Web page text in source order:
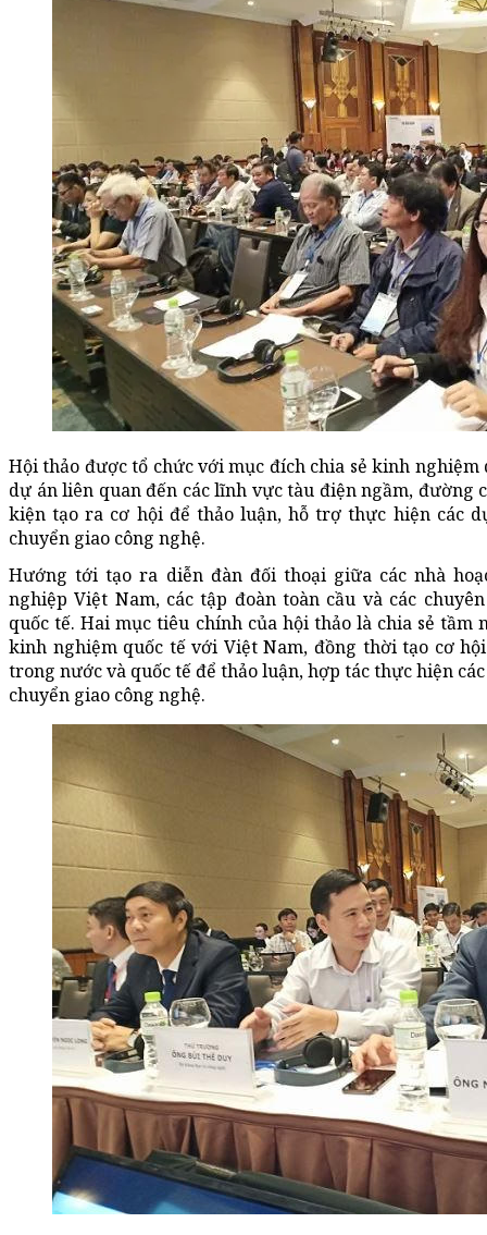
Hội thảo được tổ chức với mục đích chia sẻ kinh nghiệm
dự án liên quan đến các lĩnh vực tàu điện ngầm, đường
kiện tạo ra cơ hội để thảo luận, hỗ trợ thực hiện các
chuyển giao công nghệ.
Hướng tới tạo ra diễn đàn đối thoại giữa các nhà
nghiệp Việt Nam, các tập đoàn toàn cầu và các
quốc tế. Hai mục tiêu chính của hội thảo là chia sẻ tầm
kinh nghiệm quốc tế với Việt Nam, đồng thời tạo cơ
trong nước và quốc tế để thảo luận, hợp tác thực hiện
chuyển giao công nghệ.